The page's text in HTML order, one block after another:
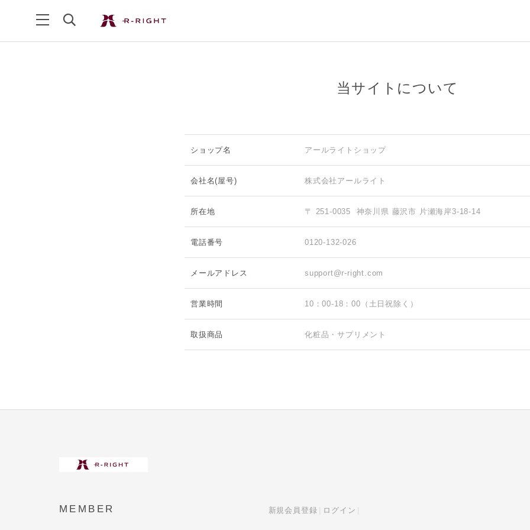
当サイトについて
ショップ名 アールライトショップ
会社名(屋号) 株式会社アールライト
所在地 〒 251-0035 神奈川県 藤沢市 片瀬海岸3-18-14
電話番号 0120-132-026
メールアドレス support@r-right.com
営業時間 10：00-18：00（土日祝除く）
取扱商品 化粧品・サプリメント
MEMBER 新規会員登録 ログイン